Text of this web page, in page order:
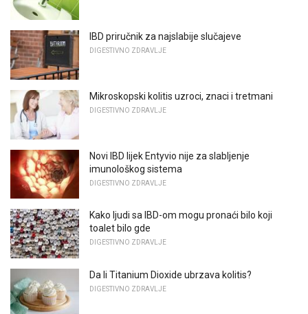
IBD priručnik za najslabije slučajeve
DIGESTIVNO ZDRAVLJE
Mikroskopski kolitis uzroci, znaci i tretmani
DIGESTIVNO ZDRAVLJE
Novi IBD lijek Entyvio nije za slabljenje
imunološkog sistema
DIGESTIVNO ZDRAVLJE
Kako ljudi sa IBD-om mogu pronaći bilo koji
toalet bilo gde
DIGESTIVNO ZDRAVLJE
Da li Titanium Dioxide ubrzava kolitis?
DIGESTIVNO ZDRAVLJE